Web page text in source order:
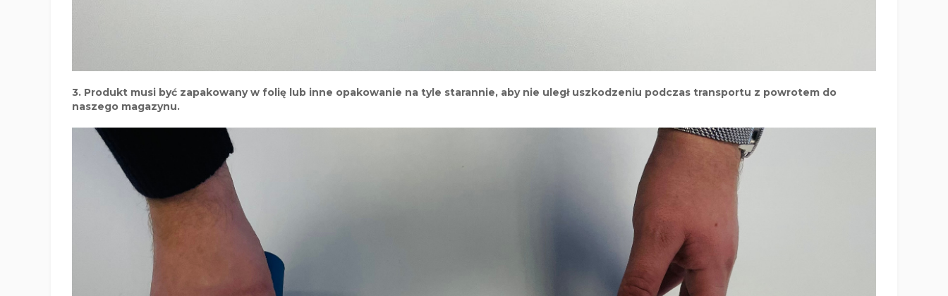
3. Produkt musi być zapakowany w folię lub inne opakowanie na tyle starannie, aby nie uległ uszkodzeniu podczas transportu z powrotem do
naszego magazynu.